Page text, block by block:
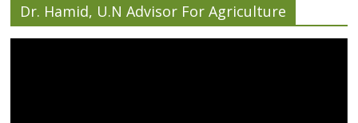
Dr. Hamid, U.N Advisor For Agriculture